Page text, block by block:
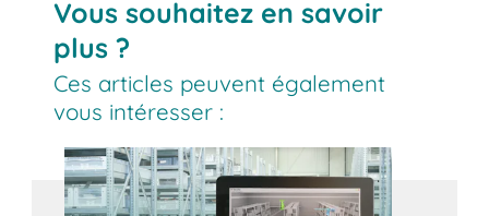
Vous souhaitez en savoir
plus ?
Ces articles peuvent également
vous intéresser :